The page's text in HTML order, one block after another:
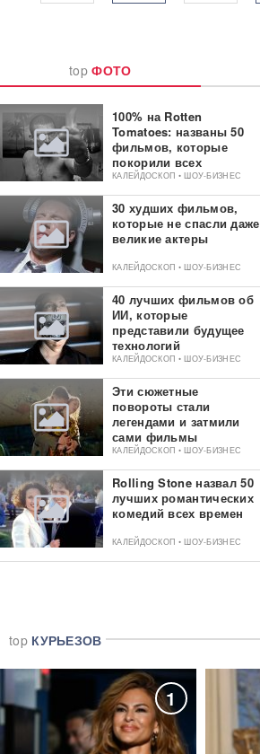
topФОТО
100% на Rotten
Tomatoes: названы 50
фильмов, которые
покорили всех
критиков
КАЛЕЙДОСКОП • ШОУ-БИЗНЕС
30 худших фильмов,
которые не спасли даже
великие актеры
КАЛЕЙДОСКОП • ШОУ-БИЗНЕС
40 лучших фильмов об
ИИ, которые
представили будущее
технологий
КАЛЕЙДОСКОП • ШОУ-БИЗНЕС
Эти сюжетные
повороты стали
легендами и затмили
сами фильмы
КАЛЕЙДОСКОП • ШОУ-БИЗНЕС
Rolling Stone назвал 50
лучших романтических
комедий всех времен
КАЛЕЙДОСКОП • ШОУ-БИЗНЕС
top КУРЬЕЗОВ
1